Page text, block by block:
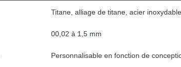
Titane, alliage de titane, acier
00,02 à 1,5 mm
Personnalisable en fonction de